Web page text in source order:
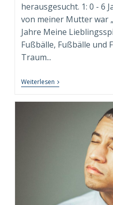
herausgesucht. 1: 0 - 6
von meiner Mutter war
Jahre Meine
Fußbälle, Fußbälle und
Traum...
Weiterlesen 9+1
FUN